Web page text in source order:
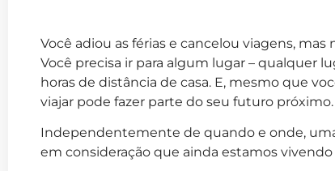
Você adiou as férias e cancelou viagens,
Você precisa ir para algum lugar – qualquer
horas de distância de casa. E, mesmo que
viajar pode fazer parte do seu futuro próximo.
Independentemente de quando e onde,
em consideração que ainda estamos